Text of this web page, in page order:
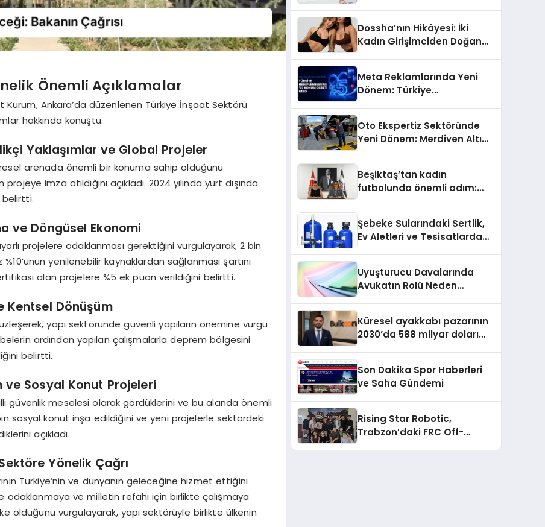
Önemli Açıklamalar
Kurum, Ankara’da düzenlenen Türkiye İnşaat Sektörü
hakkında konuştu.
Yaklaşımlar ve Global Projeler
arenada önemli bir konuma sahip olduğunu
imza atıldığını açıkladı. 2024 yılında yurt dışında
belirtti.
ve Döngüsel Ekonomi
projelere odaklanması gerektiğini vurgulayarak, 2 bin
yenilenebilir kaynaklardan sağlanması şartını
alan projelere %5 ek puan verildiğini belirtti.
Kentsel Dönüşüm
yapı sektöründe güvenli yapıların önemine vurgu
ardından yapılan çalışmalarla deprem bölgesini
belirtti.
ve Sosyal Konut Projeleri
güvenlik meselesi olarak gördüklerini ve bu alanda önemli
sosyal konut inşa edildiğini ve yeni projelerle sektördeki
açıkladı.
Yönelik Çağrı
Türkiye’nin ve dünyanın geleceğine hizmet ettiğini
ve milletin refahı için birlikte çalışmaya
olduğunu vurgulayarak, yapı sektörüyle birlikte ülkenin
Dossha’nın Hikâyesi: İki
Kadın Girişimciden Doğan
Meta Reklamlarında Yeni
Dönem: Türkiye
Oto Ekspertiz Sektöründe
Yeni Dönem: Merdiven Altı
Beşiktaş’tan kadın
futbolunda önemli adım:
Gündoğdu kulüp hafızasını
geleceğe taşıyacak
Şebeke Sularındaki Sertlik,
Ev Aletleri ve Tesisatlarda
Uyuşturucu Davalarında
Avukatın Rolü Neden
Küresel ayakkabı pazarının
2030’da 588 milyar doları
Son Dakika Spor Haberleri
ve Saha Gündemi
Rising Star Robotic,
Trabzon’daki FRC Off-